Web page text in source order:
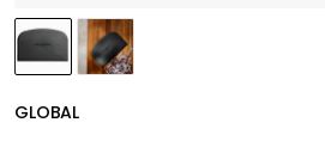
GLOBAL